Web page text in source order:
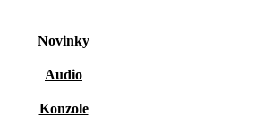
Novinky
Audio
Konzole